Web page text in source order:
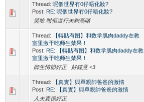
Thread: 呢個世界冇0仔唔化妝?
Post: RE: 呢個世界冇0仔唔化妝?
笑咗 咁佢道行未夠高啫
Thread:
【轉貼有图】和数学肌肉daddy在教
室里激干吃师生禁果！
Post: RE: 【轉貼有图】和数学肌肉daddy在教
室里激干吃师生禁果！
師生情節好正 好鍾意 <3
Thread:
【真實】與單親帥爸爸的激情
Post: RE: 【真實】與單親帥爸爸的激情
人夫真係好正